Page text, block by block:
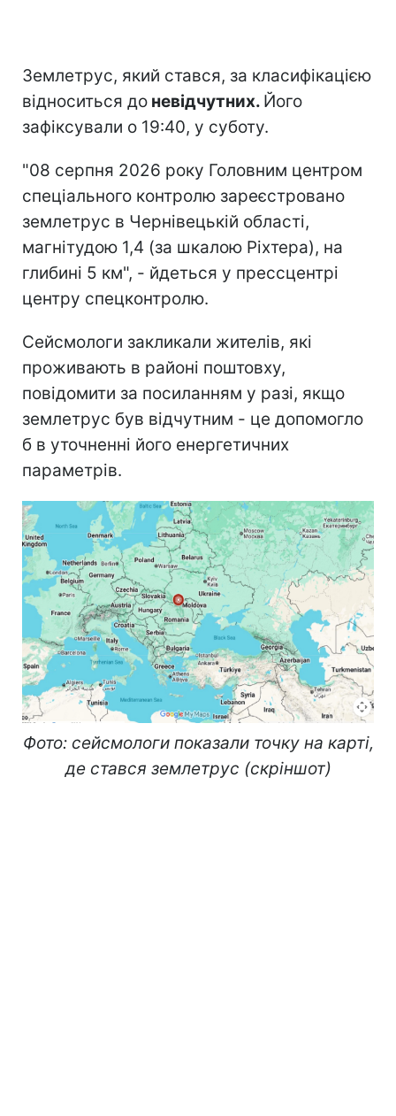
Землетрус, який стався, за класифікацією
відноситься до невідчутних. Його
зафіксували о 19:40, у суботу.
"08 серпня 2026 року Головним центром
спеціального контролю зареєстровано
землетрус в Чернівецькій області,
магнітудою 1,4 (за шкалою Ріхтера), на
глибині 5 км", - йдеться у прессцентрі
центру спецконтролю.
Сейсмологи закликали жителів, які
проживають в районі поштовху,
повідомити за посиланням у разі, якщо
землетрус був відчутним - це допомогло
б в уточненні його енергетичних
параметрів.
Фото: сейсмологи показали точку на карті,
де стався землетрус (скріншот)